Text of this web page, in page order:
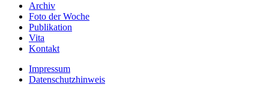
Archiv
Foto der Woche
Publikation
Vita
Kontakt
Impressum
Datenschutzhinweis